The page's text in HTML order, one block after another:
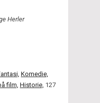
Herler
Komedie,
film, Historie, 127